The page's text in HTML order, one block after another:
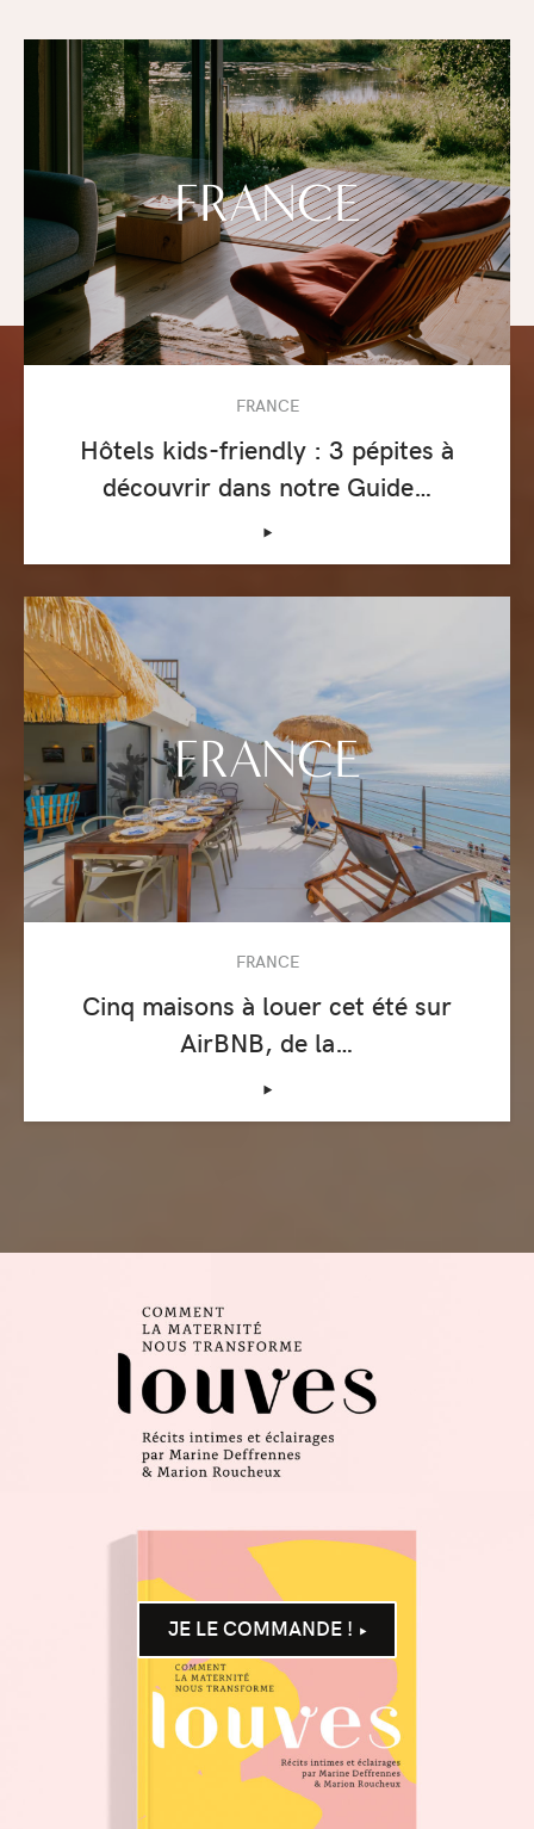
FRANCE
FRANCE
Hôtels kids-friendly : 3 pépites à
découvrir dans notre Guide…
‣
FRANCE
FRANCE
Cinq maisons à louer cet été sur
AirBNB, de la…
‣
JE LE COMMANDE !